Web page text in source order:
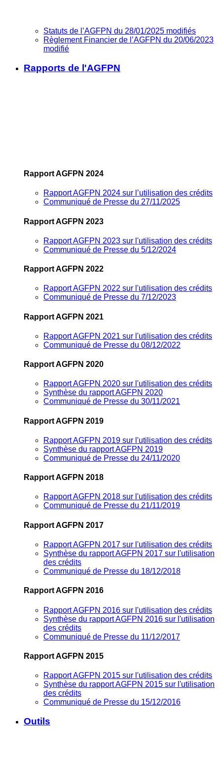
Statuts de l’AGFPN du 28/01/2025 modifiés
Règlement Financier de l’AGFPN du 20/06/2023
modifié
Rapports de l'AGFPN
Rapport AGFPN 2024
Rapport AGFPN 2024 sur l’utilisation des crédits
Communiqué de Presse du 27/11/2025
Rapport AGFPN 2023
Rapport AGFPN 2023 sur l'utilisation des crédits
Communiqué de Presse du 5/12/2024
Rapport AGFPN 2022
Rapport AGFPN 2022 sur l'utilisation des crédits
Communiqué de Presse du 7/12/2023
Rapport AGFPN 2021
Rapport AGFPN 2021 sur l'utilisation des crédits
Communiqué de Presse du 08/12/2022
Rapport AGFPN 2020
Rapport AGFPN 2020 sur l'utilisation des crédits
Synthèse du rapport AGFPN 2020
Communiqué de Presse du 30/11/2021
Rapport AGFPN 2019
Rapport AGFPN 2019 sur l'utilisation des crédits
Synthèse du rapport AGFPN 2019
Communiqué de Presse du 24/11/2020
Rapport AGFPN 2018
Rapport AGFPN 2018 sur l'utilisation des crédits
Communiqué de Presse du 21/11/2019
Rapport AGFPN 2017
Rapport AGFPN 2017 sur l'utilisation des crédits
Synthèse du rapport AGFPN 2017 sur l'utilisation
des crédits
Communiqué de Presse du 18/12/2018
Rapport AGFPN 2016
Rapport AGFPN 2016 sur l'utilisation des crédits
Synthèse du rapport AGFPN 2016 sur l'utilisation
des crédits
Communiqué de Presse du 11/12/2017
Rapport AGFPN 2015
Rapport AGFPN 2015 sur l'utilisation des crédits
Synthèse du rapport AGFPN 2015 sur l'utilisation
des crédits
Communiqué de Presse du 15/12/2016
Outils